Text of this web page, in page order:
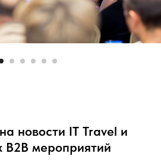
новости IT Travel и
B2B мероприятий